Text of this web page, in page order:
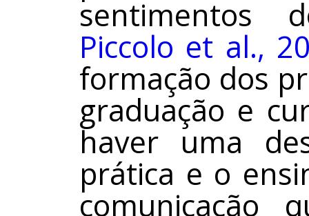
sentimentos
Piccolo et al.,
formação dos
graduação e
haver uma
prática e o
comunicação